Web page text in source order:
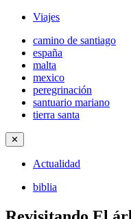
Viajes
camino de santiago
españa
malta
mexico
peregrinación
santuario mariano
tierra santa
✕
Actualidad
biblia